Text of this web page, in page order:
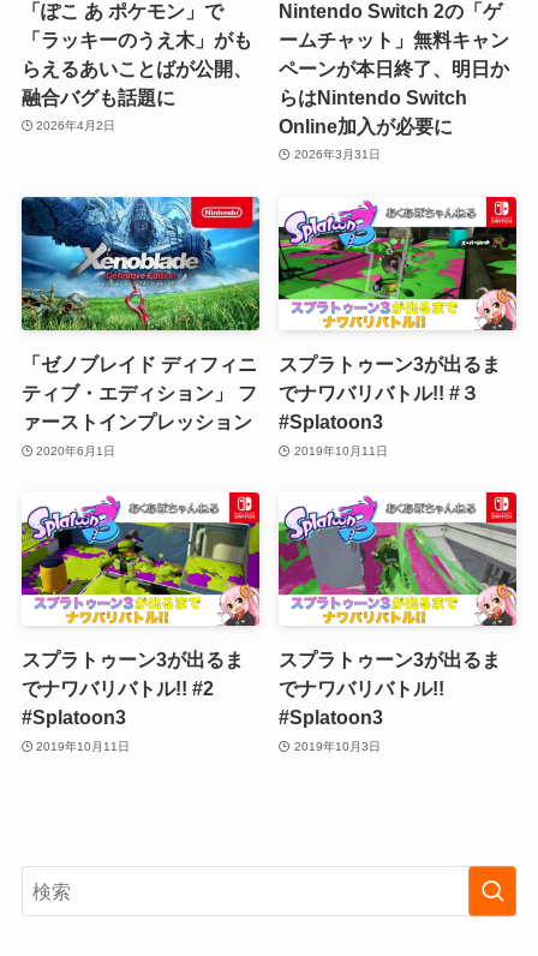
「ぽこ あ ポケモン」で
「ラッキーのうえ木」がも
らえるあいことばが公開、
融合バグも話題に
2026年4月2日
Nintendo Switch 2の「ゲ
ームチャット」無料キャン
ペーンが本日終了、明日か
らはNintendo Switch
Online加入が必要に
2026年3月31日
「ゼノブレイド ディフィニ
ティブ・エディション」 フ
ァーストインプレッション
2020年6月1日
スプラトゥーン3が出るま
でナワバリバトル!! #３
#Splatoon3
2019年10月11日
スプラトゥーン3が出るま
でナワバリバトル!! #2
#Splatoon3
2019年10月11日
スプラトゥーン3が出るま
でナワバリバトル!!
#Splatoon3
2019年10月3日